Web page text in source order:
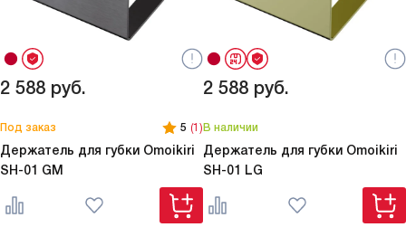
2 588 руб.
Под заказ 5 (1)
Держатель для губки Omoikiri
SH-01 GM
2 588 руб.
В наличии
Держатель для губки Omoikiri
SH-01 LG